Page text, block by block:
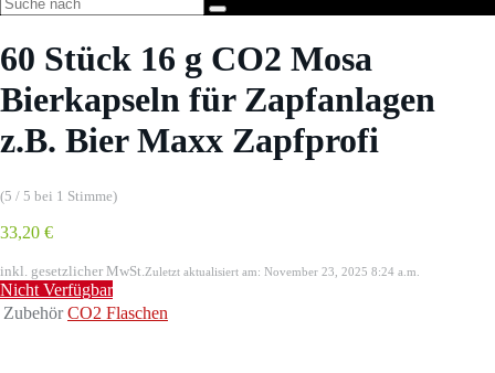
60 Stück 16 g CO2 Mosa
Bierkapseln für Zapfanlagen
z.B. Bier Maxx Zapfprofi
(5 / 5 bei 1 Stimme)
33,20 €
inkl. gesetzlicher MwSt. Zuletzt aktualisiert am: November 23, 2025 8:24 a.m.
Nicht Verfügbar
Zubehör CO2 Flaschen